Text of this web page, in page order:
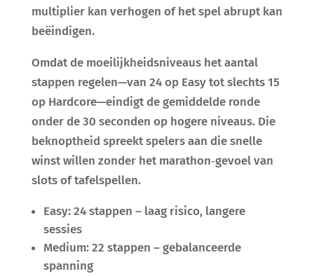
multiplier kan verhogen of het spel abrupt kan
beëindigen.
Omdat de moeilijkheidsniveaus het aantal
stappen regelen—van 24 op Easy tot slechts 15
op Hardcore—eindigt de gemiddelde ronde
onder de 30 seconden op hogere niveaus. Die
beknoptheid spreekt spelers aan die snelle
winst willen zonder het marathon‑gevoel van
slots of tafelspellen.
Easy: 24 stappen – laag risico, langere
sessies
Medium: 22 stappen – gebalanceerde
spanning